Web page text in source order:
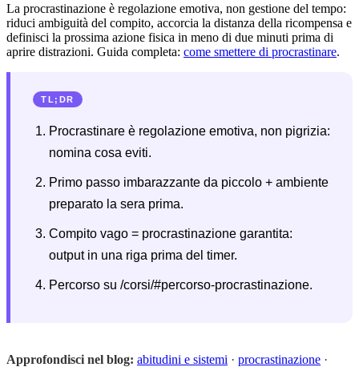
La procrastinazione è regolazione emotiva, non gestione del tempo:
riduci ambiguità del compito, accorcia la distanza della ricompensa e
definisci la prossima azione fisica in meno di due minuti prima di
aprire distrazioni. Guida completa: come smettere di procrastinare.
TL;DR
Procrastinare è regolazione emotiva, non pigrizia:
nomina cosa eviti.
Primo passo imbarazzante da piccolo + ambiente
preparato la sera prima.
Compito vago = procrastinazione garantita:
output in una riga prima del timer.
Percorso su /corsi/#percorso-procrastinazione.
Approfondisci nel blog: abitudini e sistemi · procrastinazione ·